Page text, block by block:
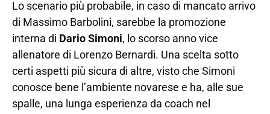
Lo scenario più probabile, in caso di mancato arrivo
di Massimo Barbolini, sarebbe la promozione
interna di Dario Simoni, lo scorso anno vice
allenatore di Lorenzo Bernardi. Una scelta sotto
certi aspetti più sicura di altre, visto che Simoni
conosce bene l’ambiente novarese e ha, alle sue
spalle, una lunga esperienza da coach nel